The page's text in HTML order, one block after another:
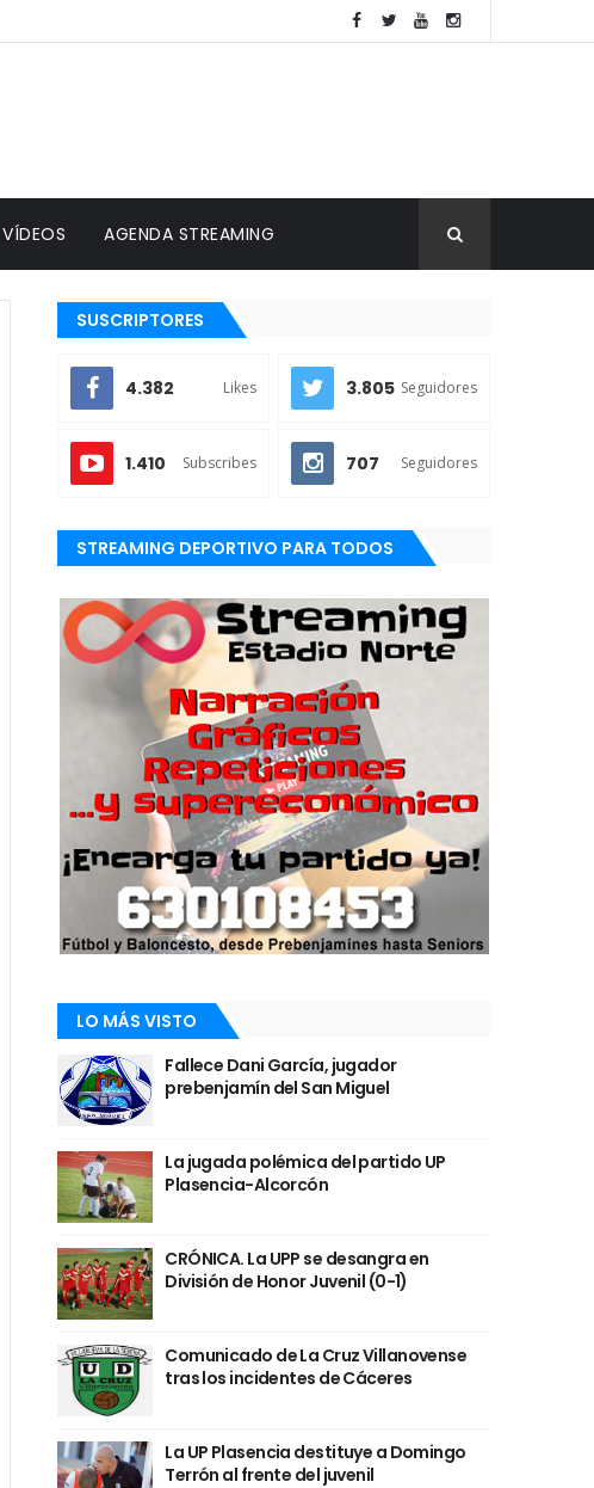
VÍDEOS AGENDA STREAMING
SUSCRIPTORES
4.382 Likes 3.805 Seguidores
1.410 Subscribes 707 Seguidores
STREAMING DEPORTIVO PARA TODOS
LO MÁS VISTO
Fallece Dani García, jugador
prebenjamín del San Miguel
La jugada polémica del partido UP
Plasencia-Alcorcón
CRÓNICA. La UPP se desangra en
División de Honor Juvenil (0-1)
Comunicado de La Cruz Villanovense
tras los incidentes de Cáceres
La UP Plasencia destituye a Domingo
Terrón al frente del juvenil